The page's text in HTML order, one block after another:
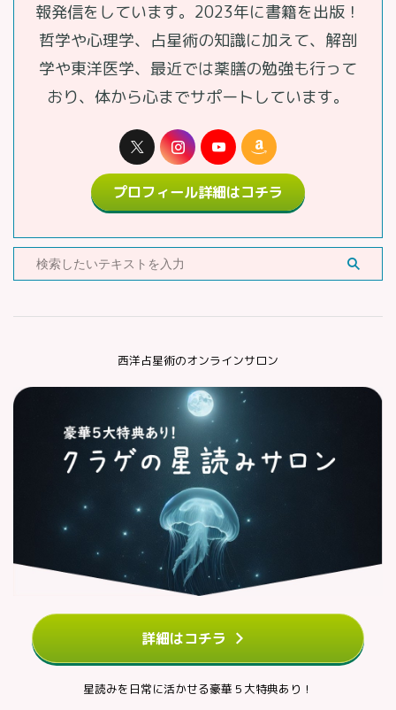
報発信をしています。2023年に書籍を出版！
哲学や心理学、占星術の知識に加えて、解剖
学や東洋医学、最近では薬膳の勉強も行って
おり、体から心までサポートしています。
プロフィール詳細はコチラ
西洋占星術のオンラインサロン
詳細はコチラ
星読みを日常に活かせる豪華５大特典あり！